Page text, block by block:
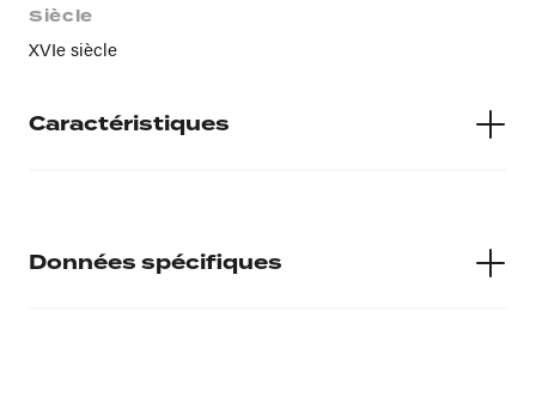
Siècle
XVIe siècle
Caractéristiques
Données spécifiques